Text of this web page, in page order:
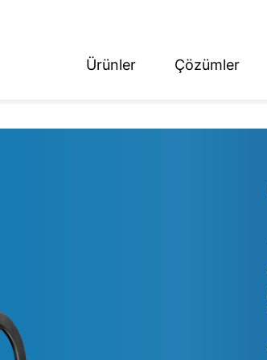
Ürünler Çözümler